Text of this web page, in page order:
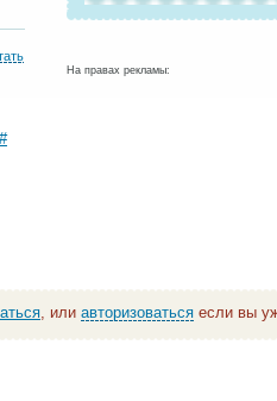
На правах рекламы:
, или авторизоваться если вы